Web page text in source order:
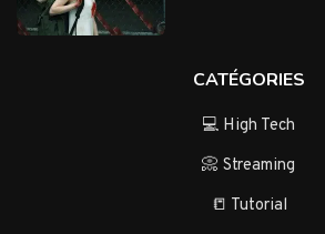
CATÉGORIES
💻 High Tech
📀 Streaming
📒 Tutorial